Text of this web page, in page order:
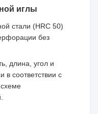
иглы
стали (HRC 50)
без
длина, угол и
в соответствии с